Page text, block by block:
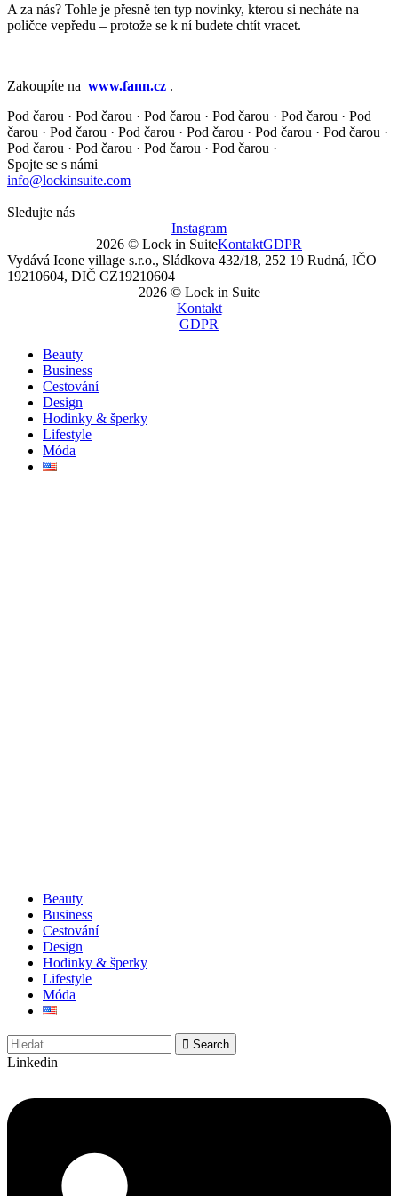
A za nás? Tohle je přesně ten typ novinky, kterou si necháte na
poličce vepředu – protože se k ní budete chtít vracet.
Zakoupíte na www.fann.cz .
Pod čarou · Pod čarou · Pod čarou · Pod čarou · Pod čarou · Pod
čarou · Pod čarou · Pod čarou · Pod čarou · Pod čarou · Pod čarou ·
Pod čarou · Pod čarou · Pod čarou · Pod čarou ·
Spojte se s námi
info@lockinsuite.com
Sledujte nás
Instagram
2026 © Lock in SuiteKontaktGDPR
Vydává Icone village s.r.o., Sládkova 432/18, 252 19 Rudná, IČO
19210604, DIČ CZ19210604
2026 © Lock in Suite
Kontakt
GDPR
Beauty
Business
Cestování
Design
Hodinky & šperky
Lifestyle
Móda
Beauty
Business
Cestování
Design
Hodinky & šperky
Lifestyle
Móda
Search
Linkedin